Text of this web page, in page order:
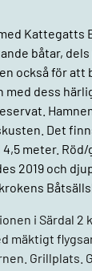
Kattegatts
båtar,
också för att
dess
Det
meter.
2019 och
i Särdal 2
mäktigt
Grillplats.